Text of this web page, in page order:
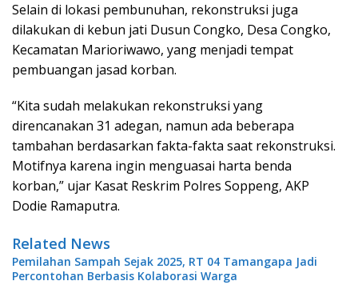
Selain di lokasi pembunuhan, rekonstruksi juga
dilakukan di kebun jati Dusun Congko, Desa Congko,
Kecamatan Marioriwawo, yang menjadi tempat
pembuangan jasad korban.
“Kita sudah melakukan rekonstruksi yang
direncanakan 31 adegan, namun ada beberapa
tambahan berdasarkan fakta-fakta saat rekonstruksi.
Motifnya karena ingin menguasai harta benda
korban,” ujar Kasat Reskrim Polres Soppeng, AKP
Dodie Ramaputra.
Related News
Pemilahan Sampah Sejak 2025, RT 04 Tamangapa Jadi
Percontohan Berbasis Kolaborasi Warga